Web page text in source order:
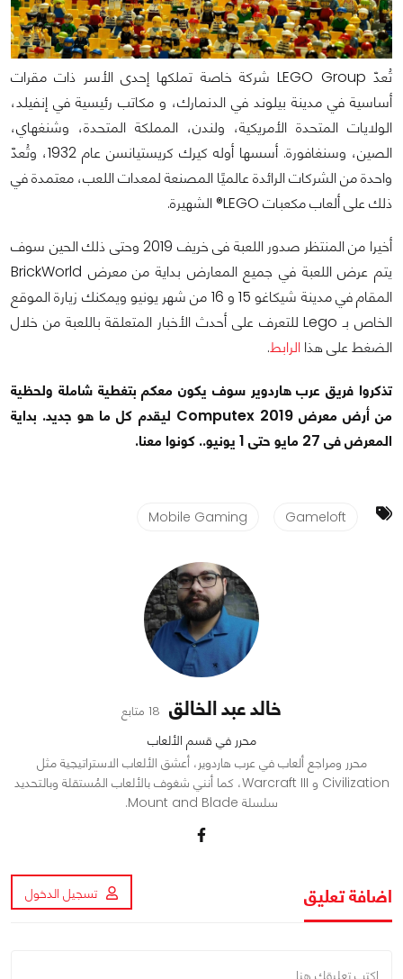
تُعدّ LEGO Group شركة خاصة تملكها إحدى الأسر ذات مقرات
أساسية في مدينة بيلوند في الدنمارك، و مكاتب رئيسية في إنفيلد،
الولايات المتحدة الأمريكية، ولندن، المملكة المتحدة، وشنغهاي،
الصين، وسنغافورة. أسسها أوله كيرك كريستيانسن عام 1932، وتُعدّ
واحدة من الشركات الرائدة عالميًا المصنعة لمعدات اللعب، معتمدة في
ذلك على ألعاب مكعبات LEGO® الشهيرة.
أخيرا من المنتظر صدور اللعبة فى خريف 2019 وحتى ذلك الحين سوف
يتم عرض اللعبة في جميع المعارض بداية من معرض BrickWorld
المقام في مدينة شيكاغو 15 و 16 من شهر يونيو ويمكنك زيارة الموقع
الخاص بـ Lego للتعرف على أحدث الأخبار المتعلقة باللعبة من خلال
الضغط على هذا الرابط.
تذكروا فريق عرب هاردوير سوف يكون معكم بتغطية شاملة ولحظية
من أرض معرض Computex 2019 ليقدم كل ما هو جديد. بداية
المعرض فى 27 مايو حتى 1 يونيو.. كونوا معنا.
Gameloft
Mobile Gaming
خالد عبد الخالق 18 متابع
محرر في قسم الألعاب
محرر ومراجع ألعاب في عرب هاردوير، أعشق الألعاب الاستراتيجية مثل
Civilization و Warcraft III، كما أنني شغوف بالألعاب المُستقلة وبالتحديد
سلسلة Mount and Blade.
اضافة تعليق تسجيل الدخول